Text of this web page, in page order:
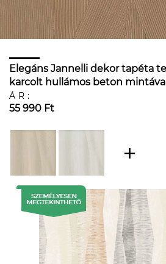
Elegáns Jannelli dekor tapéta
karcolt hullámos beton mintával
ÁR:
55 990 Ft